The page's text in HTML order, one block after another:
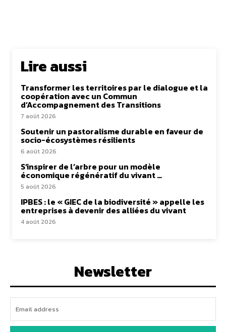
Lire aussi
Transformer les territoires par le dialogue et la
coopération avec un Commun
d’Accompagnement des Transitions
7 août 2026
Soutenir un pastoralisme durable en faveur de
socio-écosystèmes résilients
6 août 2026
S’inspirer de l’arbre pour un modèle
économique régénératif du vivant …
5 août 2026
IPBES : le « GIEC de la biodiversité » appelle les
entreprises à devenir des alliées du vivant
4 août 2026
Newsletter